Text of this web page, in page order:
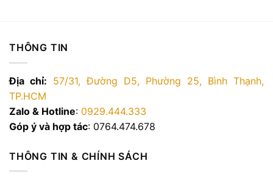
THÔNG TIN
Địa chỉ: 57/31, Đường D5, Phường 25, Bình Thạnh,
TP.HCM
Zalo & Hotline: 0929.444.333
Góp ý và hợp tác: 0764.474.678
THÔNG TIN & CHÍNH SÁCH